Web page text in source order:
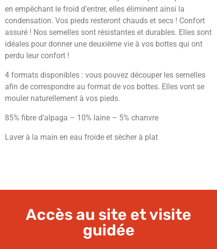
en empêchant le froid d’entrer, elles éliminent ainsi la
condensation. Vos pieds resteront chauds et secs ! Confort
assuré ! Nos semelles sont résistantes et durables. Elles sont
idéales pour donner une deuxième vie à vos bottes qui ont
perdu leur confort !
4 formats disponibles : vous pouvez découper les semelles
afin de correspondre au format de vos bottes. Elles vont se
mouler naturellement à vos pieds.
85% fibre d’alpaga – 10% laine – 5% chanvre
Laver à la main en eau froide et sècher à plat
Accès au site et visite
guidée